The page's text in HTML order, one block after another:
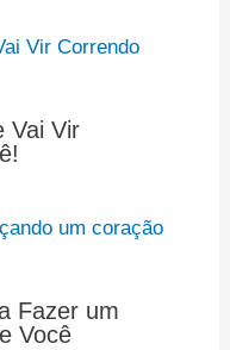
Vai Vir
Fazer um
Você